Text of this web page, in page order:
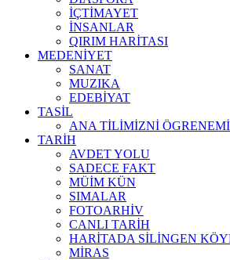
İÇTİMAYET
İNSANLAR
QIRIM HARİTASI
MEDENİYET
SANAT
MUZIKA
EDEBİYAT
TASİL
ANA TİLİMİZNİ
TARİH
AVDET YOLU
SADECE FAKT
MÜİM KÜN
SIMАLAR
FOTOARHİV
CANLI TARİH
HARİTADA SİLİNGEN
MİRAS